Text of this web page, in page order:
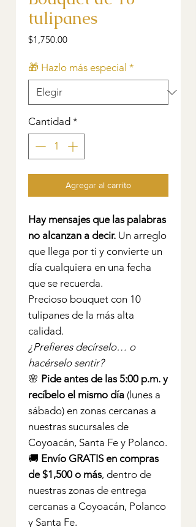
tulipanes
$1,750.00Precio
🎁 Hazlo más especial *
Cantidad *
Agregar al carrito
Hay mensajes que las palabras
no alcanzan a decir. Un arreglo
que llega por ti y convierte un
día cualquiera en una fecha
que se recuerda.
Precioso bouquet con 10
tulipanes de la más alta
calidad.
¿Prefieres decírselo… o
hacérselo sentir?
🌸 Pide antes de las 5:00 p.m. y
recíbelo el mismo día (lunes a
sábado) en zonas cercanas a
nuestras sucursales de
Coyoacán, Santa Fe y Polanco.
🚚 Envío GRATIS en compras
de $1,500 o más, dentro de
nuestras zonas de entrega
cercanas a Coyoacán, Polanco
y Santa Fe.